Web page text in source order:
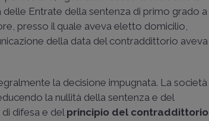
Entrate della sentenza di primo grado a
presso il quale aveva eletto domicilio,
della data del contraddittorio aveva
la decisione impugnata. La società
la nullità della sentenza e del
difesa e del principio del contraddittorio